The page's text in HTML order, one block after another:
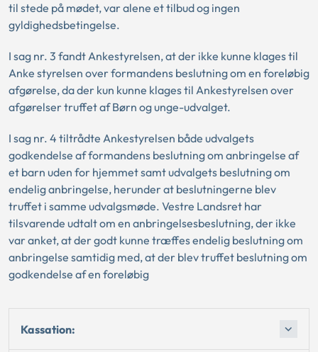
til stede på mødet, var alene et tilbud og ingen
gyldighedsbetingelse.
I sag nr. 3 fandt Ankestyrelsen, at der ikke kunne klages til
Anke styrelsen over formandens beslutning om en foreløbig
afgørelse, da der kun kunne klages til Ankestyrelsen over
afgørelser truffet af Børn og unge-udvalget.
I sag nr. 4 tiltrådte Ankestyrelsen både udvalgets
godkendelse af formandens beslutning om anbringelse af
et barn uden for hjemmet samt udvalgets beslutning om
endelig anbringelse, herunder at beslutningerne blev
truffet i samme udvalgsmøde. Vestre Landsret har
tilsvarende udtalt om en anbringelsesbeslutning, der ikke
var anket, at der godt kunne træffes endelig beslutning om
anbringelse samtidig med, at der blev truffet beslutning om
godkendelse af en foreløbig
Kassation: